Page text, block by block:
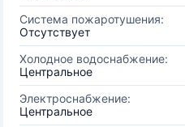
Система пожаротушения:
Отсутствует
Холодное водоснабжение:
Центральное
Электроснабжение:
Центральное